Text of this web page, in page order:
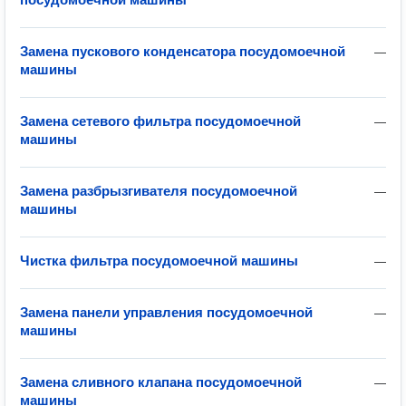
—
Замена пускового конденсатора посудомоечной
машины
—
Замена сетевого фильтра посудомоечной
машины
—
Замена разбрызгивателя посудомоечной
машины
—
Чистка фильтра посудомоечной машины
—
Замена панели управления посудомоечной
машины
—
Замена сливного клапана посудомоечной
машины